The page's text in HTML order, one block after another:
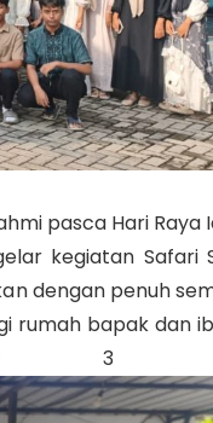
pasca Hari Raya
kegiatan Safari
dengan penuh
rumah bapak dan
3